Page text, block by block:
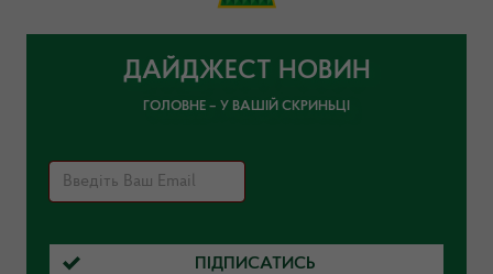
ДАЙДЖЕСТ НОВИН
ГОЛОВНЕ – У ВАШІЙ СКРИНЬЦІ
ПІДПИСАТИСЬ